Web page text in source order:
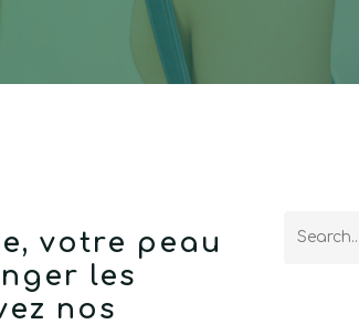
votre peau
les
nos